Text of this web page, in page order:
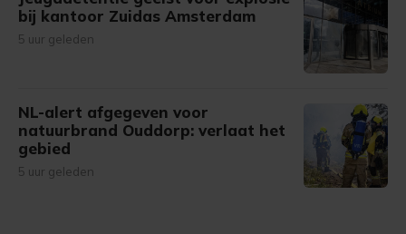
bij kantoor Zuidas Amsterdam
5 uur geleden
NL-alert afgegeven voor
natuurbrand Ouddorp: verlaat het
gebied
5 uur geleden